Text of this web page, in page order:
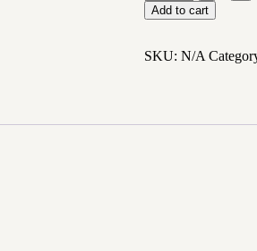
Add to cart
SKU: N/A